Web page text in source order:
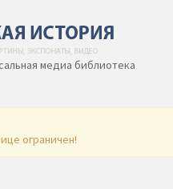
медиа библиотека
ограничен!